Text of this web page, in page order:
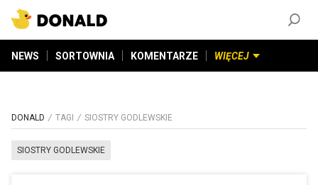
NEWS SORTOWNIA KOMENTARZE WIĘCEJ
DONALD TAGI SIOSTRY GODLEWSKIE
SIOSTRY GODLEWSKIE